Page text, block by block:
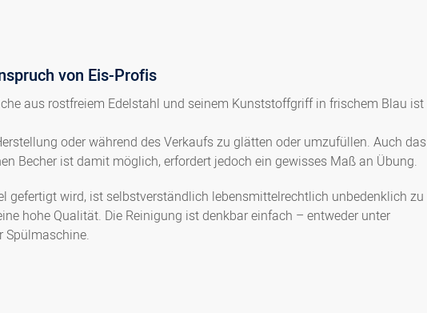
von Eis-Profis
aus rostfreiem Edelstahl und seinem Kunststoffgriff in frischem Blau ist
oder während des Verkaufs zu glätten oder umzufüllen. Auch das
Becher ist damit möglich, erfordert jedoch ein gewisses Maß an Übung.
gefertigt wird, ist selbstverständlich lebensmittelrechtlich unbedenklich zu
hohe Qualität. Die Reinigung ist denkbar einfach – entweder unter
Spülmaschine.